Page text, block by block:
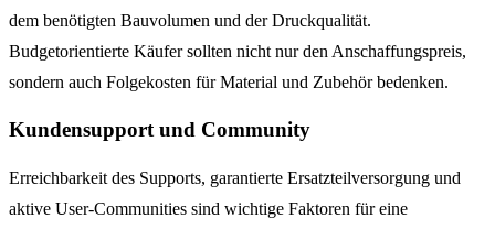
dem benötigten Bauvolumen und der Druckqualität.
Budgetorientierte Käufer sollten nicht nur den Anschaffungspreis,
sondern auch Folgekosten für Material und Zubehör bedenken.
Kundensupport und Community
Erreichbarkeit des Supports, garantierte Ersatzteilversorgung und
aktive User-Communities sind wichtige Faktoren für eine